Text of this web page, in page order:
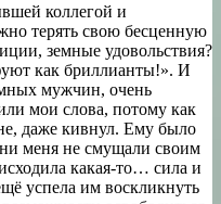
коллегой и
терять свою бесценную
земные удовольствия?
как бриллианты!». И
мужчин, очень
мои слова, потому как
даже кивнул. Ему было
меня не смущали своим
какая-то… сила и
успела им воскликнуть